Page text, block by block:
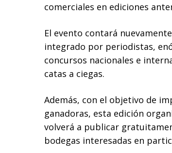
comerciales en ediciones
El evento contará
integrado por periodistas,
concursos nacionales e
catas a ciegas.
Además, con el objetivo de
ganadoras, esta edición
volverá a publicar
bodegas interesadas en